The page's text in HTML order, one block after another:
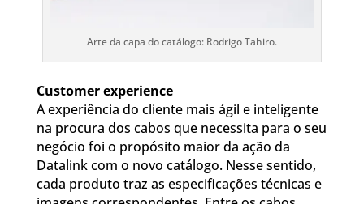
Arte da capa do catálogo: Rodrigo Tahiro.
Customer experience
A experiência do cliente mais ágil e inteligente
na procura dos cabos que necessita para o seu
negócio foi o propósito maior da ação da
Datalink com o novo catálogo. Nesse sentido,
cada produto traz as especificações técnicas e